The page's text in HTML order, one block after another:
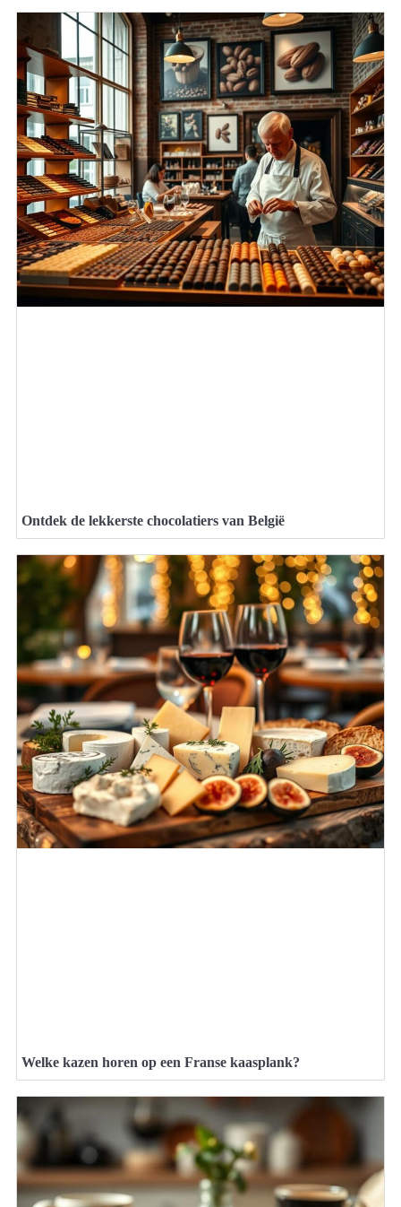
Ontdek de lekkerste chocolatiers van België
Welke kazen horen op een Franse kaasplank?